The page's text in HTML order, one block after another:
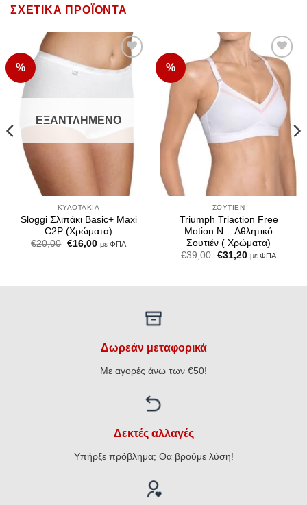
ΣΧΕΤΙΚΆ ΠΡΟΪΌΝΤΑ
%
Add to
ΕΞΑΝΤΛΗΜΈΝΟ
ΚΥΛΟΤΆΚΙΑ
Sloggi Σλιπάκι Basic+ Maxi
C2P (Χρώματα)
€20,00 Original
€16,00Ημε ΦΠΑ
%
Add to
Wishlist
ΣΟΥΤΙΈΝ
Triumph Triaction Free
Motion N – Αθλητικό
Σουτιέν ( Χρώματα)
€39,00 Original
€31,20Ημε ΦΠΑ
Δωρεάν μεταφορικά
Με αγορές άνω των €50!
Δεκτές αλλαγές
Υπήρξε πρόβλημα; Θα βρούμε λύση!